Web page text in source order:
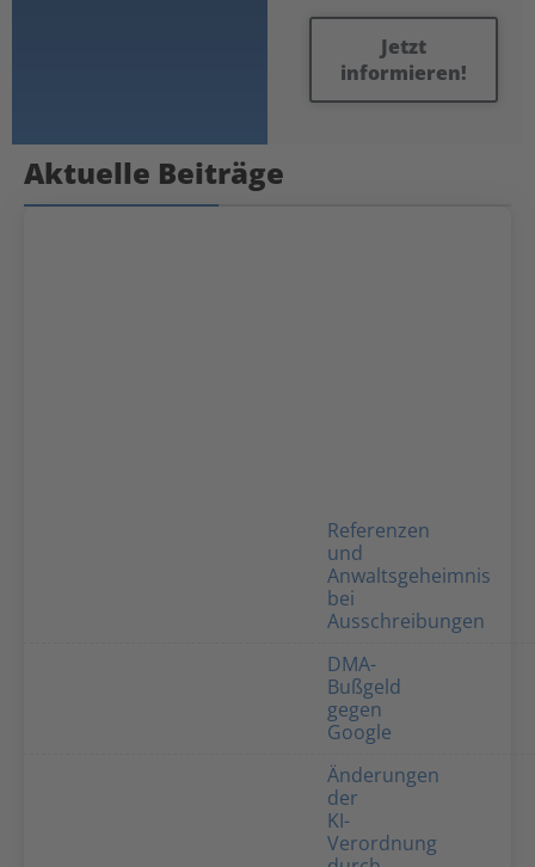
Jetzt
informieren!
Aktuelle Beiträge
Referenzen
und
Anwaltsgeheimnis
bei
Ausschreibungen
DMA-
Bußgeld
gegen
Google
Änderungen
der
KI-
Verordnung